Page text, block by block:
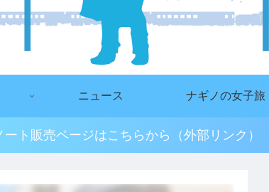
ニュース ナギノの女子旅
ト販売ページはこちらから（外部リンク）